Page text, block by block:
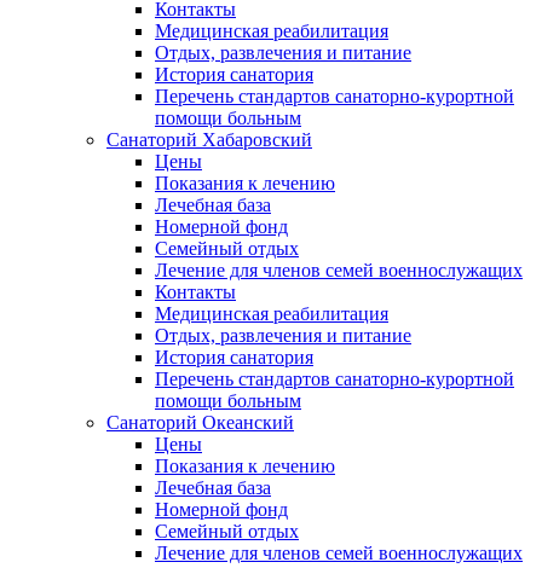
Контакты
Медицинская реабилитация
Отдых, развлечения и питание
История санатория
Перечень стандартов санаторно-курортной
помощи больным
Санаторий Хабаровский
Цены
Показания к лечению
Лечебная база
Номерной фонд
Семейный отдых
Лечение для членов семей военнослужащих
Контакты
Медицинская реабилитация
Отдых, развлечения и питание
История санатория
Перечень стандартов санаторно-курортной
помощи больным
Санаторий Океанский
Цены
Показания к лечению
Лечебная база
Номерной фонд
Семейный отдых
Лечение для членов семей военнослужащих